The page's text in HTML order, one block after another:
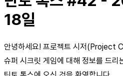
18일
안녕하세요! 프로젝트 시저(Project
슈퍼 시크릿 게임에 대해 정보를 드리